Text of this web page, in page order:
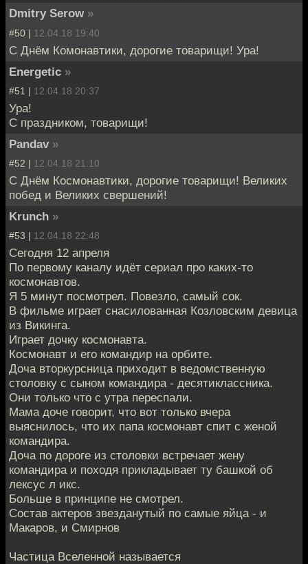
Dmitry Serow »
#50 | 12.04.18 19:40
С Днём Комонавтики, дорогие товарищи! Ура!
Energetic »
#51 | 12.04.18 20:37
Ура!
С праздником, товарищи!
Pandav »
#52 | 12.04.18 21:10
С Днём Космонавтики, дорогие товарищи! Великих
побед и Великих свершений!
Krunch »
#53 | 12.04.18 22:48
Сегодня 12 апреля
По первому каналу идёт сериал про каких-то
космонавтов.
Я 5 минут посмотрел. Повезло, самый сок.
В фильме играет снасилованная Козловским девица
из Викинга.
Играет дочку космонавта.
Космонавт и его командир на орбите.
Доча вторкурсница приходит в ведомственную
столовку с сыном командира - десятиклассника.
Они только что с утра переспали.
Мама доче говорит, что вот только вчера
выяснилось, что их папа космонавт спит с женой
командира.
Доча по дороге из столовки встречает жену
командира и походя прикладывает ту башкой об
лексус л икс.
Больше в принципе не смотрел.
Состав актеров звезданутый по самые яйца - и
Макаров, и Смирнов
Частица Вселенной называется